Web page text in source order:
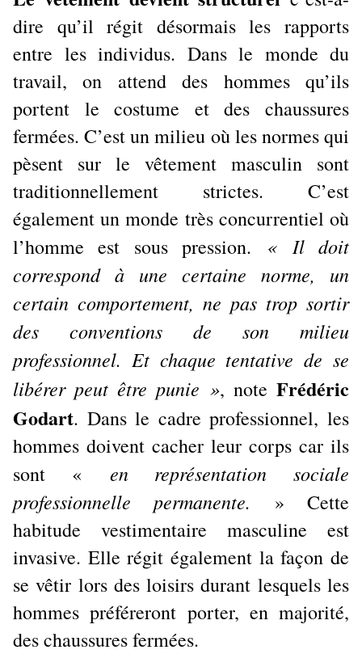
dire qu’il régit désormais les rapports
entre les individus. Dans le monde du
travail, on attend des hommes qu’ils
portent le costume et des chaussures
fermées. C’est un milieu où les normes qui
pèsent sur le vêtement masculin sont
traditionnellement strictes. C’est
également un monde très concurrentiel où
l’homme est sous pression. « Il doit
correspond à une certaine norme, un
certain comportement, ne pas trop sortir
des conventions de son milieu
professionnel. Et chaque tentative de se
libérer peut être punie », note Frédéric
Godart. Dans le cadre professionnel, les
hommes doivent cacher leur corps car ils
sont « en représentation sociale
professionnelle permanente. » Cette
habitude vestimentaire masculine est
invasive. Elle régit également la façon de
se vêtir lors des loisirs durant lesquels les
hommes préféreront porter, en majorité,
des chaussures fermées.